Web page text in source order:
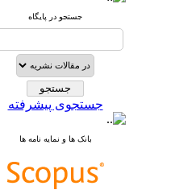
جستجو در پایگاه
جستجوی پیشرفته
بانک ها و نمایه نامه ها